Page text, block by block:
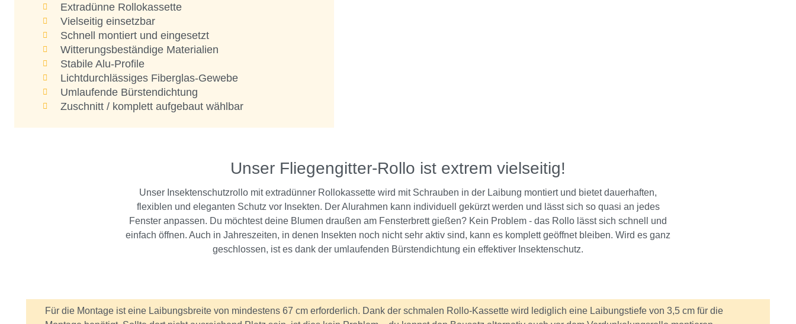
Extradünne Rollokassette
Vielseitig einsetzbar
Schnell montiert und eingesetzt
Witterungsbeständige Materialien
Stabile Alu-Profile
Lichtdurchlässiges Fiberglas-Gewebe
Umlaufende Bürstendichtung
Zuschnitt / komplett aufgebaut wählbar
Unser Fliegengitter-Rollo ist extrem vielseitig!
Unser Insektenschutzrollo mit extradünner Rollokassette wird mit Schrauben in der Laibung montiert und bietet dauerhaften,
flexiblen und eleganten Schutz vor Insekten. Der Alurahmen kann individuell gekürzt werden und lässt sich so quasi an jedes
Fenster anpassen. Du möchtest deine Blumen draußen am Fensterbrett gießen? Kein Problem - das Rollo lässt sich schnell und
einfach öffnen. Auch in Jahreszeiten, in denen Insekten noch nicht sehr aktiv sind, kann es komplett geöffnet bleiben. Wird es ganz
geschlossen, ist es dank der umlaufenden Bürstendichtung ein effektiver Insektenschutz.
Information
Für die Montage ist eine Laibungsbreite von mindestens 67 cm erforderlich. Dank der schmalen Rollo-Kassette wird lediglich eine Laibungstiefe von 3,5 cm für die